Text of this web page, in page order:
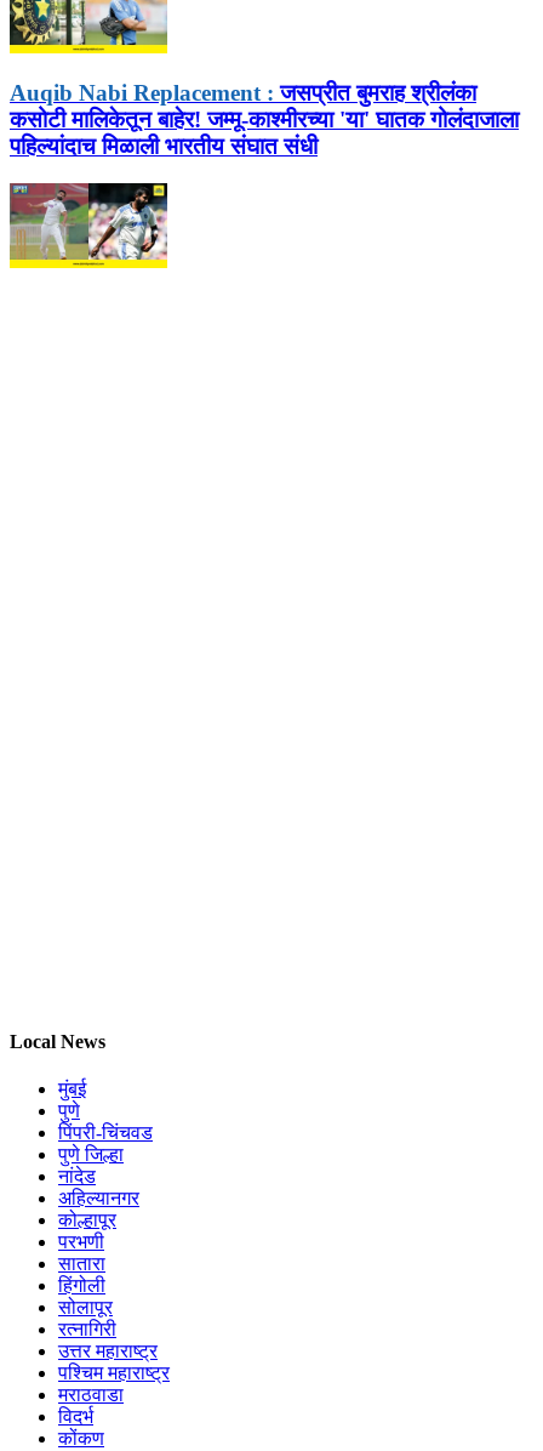
Auqib Nabi Replacement : जसप्रीत बुमराह श्रीलंका
कसोटी मालिकेतून बाहेर! जम्मू-काश्मीरच्या 'या' घातक गोलंदाजाला
पहिल्यांदाच मिळाली भारतीय संघात संधी
Local News
मुंबई
पुणे
पिंपरी-चिंचवड
पुणे जिल्हा
नांदेड
अहिल्यानगर
कोल्हापूर
परभणी
सातारा
हिंगोली
सोलापूर
रत्नागिरी
उत्तर महाराष्ट्र
पश्चिम महाराष्ट्र
मराठवाडा
विदर्भ
कोंकण